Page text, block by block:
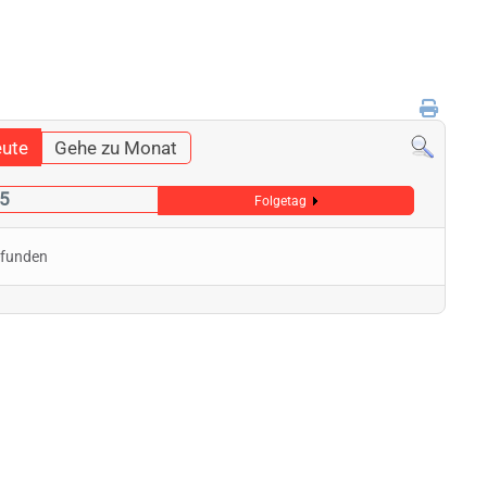
Gehe zu Monat
Folgetag